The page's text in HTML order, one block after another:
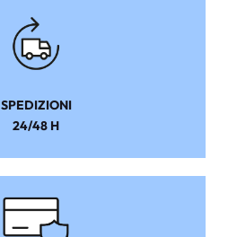
SPEDIZIONI
24/48 H